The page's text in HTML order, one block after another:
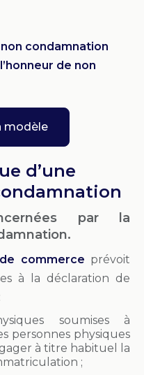
condamnation
de non
modèle
d’une
par la
commerce prévoit
à la déclaration de
soumises à
personnes physiques
à titre habituel la
;